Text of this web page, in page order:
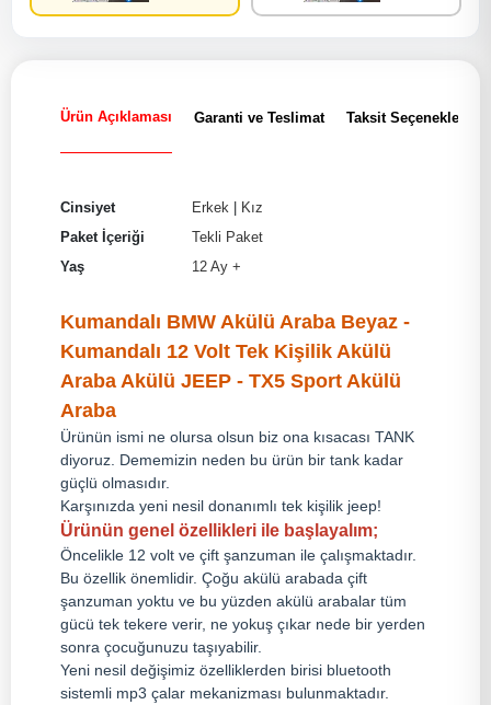
Ürün Açıklaması Garanti ve Teslimat Taksit Seçenekleri
Cinsiyet Erkek | Kız
Paket İçeriği
Tekli Paket
Yaş
12 Ay +
Kumandalı BMW Akülü Araba Beyaz -
Kumandalı 12 Volt Tek Kişilik Akülü
Araba Akülü JEEP - TX5 Sport Akülü
Araba
Ürünün ismi ne olursa olsun biz ona kısacası TANK
diyoruz. Dememizin neden bu ürün bir tank kadar
güçlü olmasıdır.
Karşınızda yeni nesil donanımlı tek kişilik jeep!
Ürünün genel özellikleri ile başlayalım;
Öncelikle 12 volt ve çift şanzuman ile çalışmaktadır.
Bu özellik önemlidir. Çoğu akülü arabada çift
şanzuman yoktu ve bu yüzden akülü arabalar tüm
gücü tek tekere verir, ne yokuş çıkar nede bir yerden
sonra çocuğunuzu taşıyabilir.
Yeni nesil değişimiz özelliklerden birisi bluetooth
sistemli mp3 çalar mekanizması bulunmaktadır.